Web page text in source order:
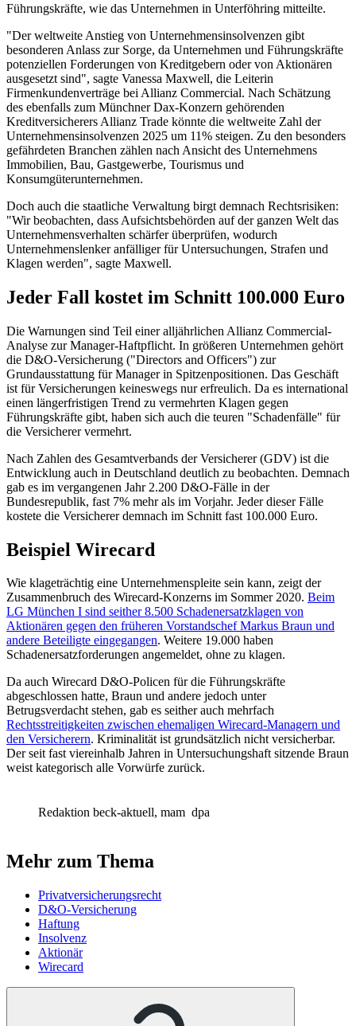
Führungskräfte, wie das Unternehmen in Unterföhring mitteilte.
"Der weltweite Anstieg von Unternehmensinsolvenzen gibt
besonderen Anlass zur Sorge, da Unternehmen und Führungskräfte
potenziellen Forderungen von Kreditgebern oder von Aktionären
ausgesetzt sind", sagte Vanessa Maxwell, die Leiterin
Firmenkundenverträge bei Allianz Commercial. Nach Schätzung
des ebenfalls zum Münchner Dax-Konzern gehörenden
Kreditversicherers Allianz Trade könnte die weltweite Zahl der
Unternehmensinsolvenzen 2025 um 11% steigen. Zu den besonders
gefährdeten Branchen zählen nach Ansicht des Unternehmens
Immobilien, Bau, Gastgewerbe, Tourismus und
Konsumgüterunternehmen.
Doch auch die staatliche Verwaltung birgt demnach Rechtsrisiken:
"Wir beobachten, dass Aufsichtsbehörden auf der ganzen Welt das
Unternehmensverhalten schärfer überprüfen, wodurch
Unternehmenslenker anfälliger für Untersuchungen, Strafen und
Klagen werden", sagte Maxwell.
Jeder Fall kostet im Schnitt 100.000 Euro
Die Warnungen sind Teil einer alljährlichen Allianz Commercial-
Analyse zur Manager-Haftpflicht. In größeren Unternehmen gehört
die D&O-Versicherung ("Directors and Officers") zur
Grundausstattung für Manager in Spitzenpositionen. Das Geschäft
ist für Versicherungen keineswegs nur erfreulich. Da es international
einen längerfristigen Trend zu vermehrten Klagen gegen
Führungskräfte gibt, haben sich auch die teuren "Schadenfälle" für
die Versicherer vermehrt.
Nach Zahlen des Gesamtverbands der Versicherer (GDV) ist die
Entwicklung auch in Deutschland deutlich zu beobachten. Demnach
gab es im vergangenen Jahr 2.200 D&O-Fälle in der
Bundesrepublik, fast 7% mehr als im Vorjahr. Jeder dieser Fälle
kostete die Versicherer demnach im Schnitt fast 100.000 Euro.
Beispiel Wirecard
Wie klageträchtig eine Unternehmenspleite sein kann, zeigt der
Zusammenbruch des Wirecard-Konzerns im Sommer 2020. Beim
LG München I sind seither 8.500 Schadenersatzklagen von
Aktionären gegen den früheren Vorstandschef Markus Braun und
andere Beteiligte eingegangen. Weitere 19.000 haben
Schadenersatzforderungen angemeldet, ohne zu klagen.
Da auch Wirecard D&O-Policen für die Führungskräfte
abgeschlossen hatte, Braun und andere jedoch unter
Betrugsverdacht stehen, gab es seither auch mehrfach
Rechtsstreitigkeiten zwischen ehemaligen Wirecard-Managern und
den Versicherern. Kriminalität ist grundsätzlich nicht versicherbar.
Der seit fast viereinhalb Jahren in Untersuchungshaft sitzende Braun
weist kategorisch alle Vorwürfe zurück.
Redaktion beck-aktuell, mam dpa
Mehr zum Thema
Privatversicherungsrecht
D&O-Versicherung
Haftung
Insolvenz
Aktionär
Wirecard